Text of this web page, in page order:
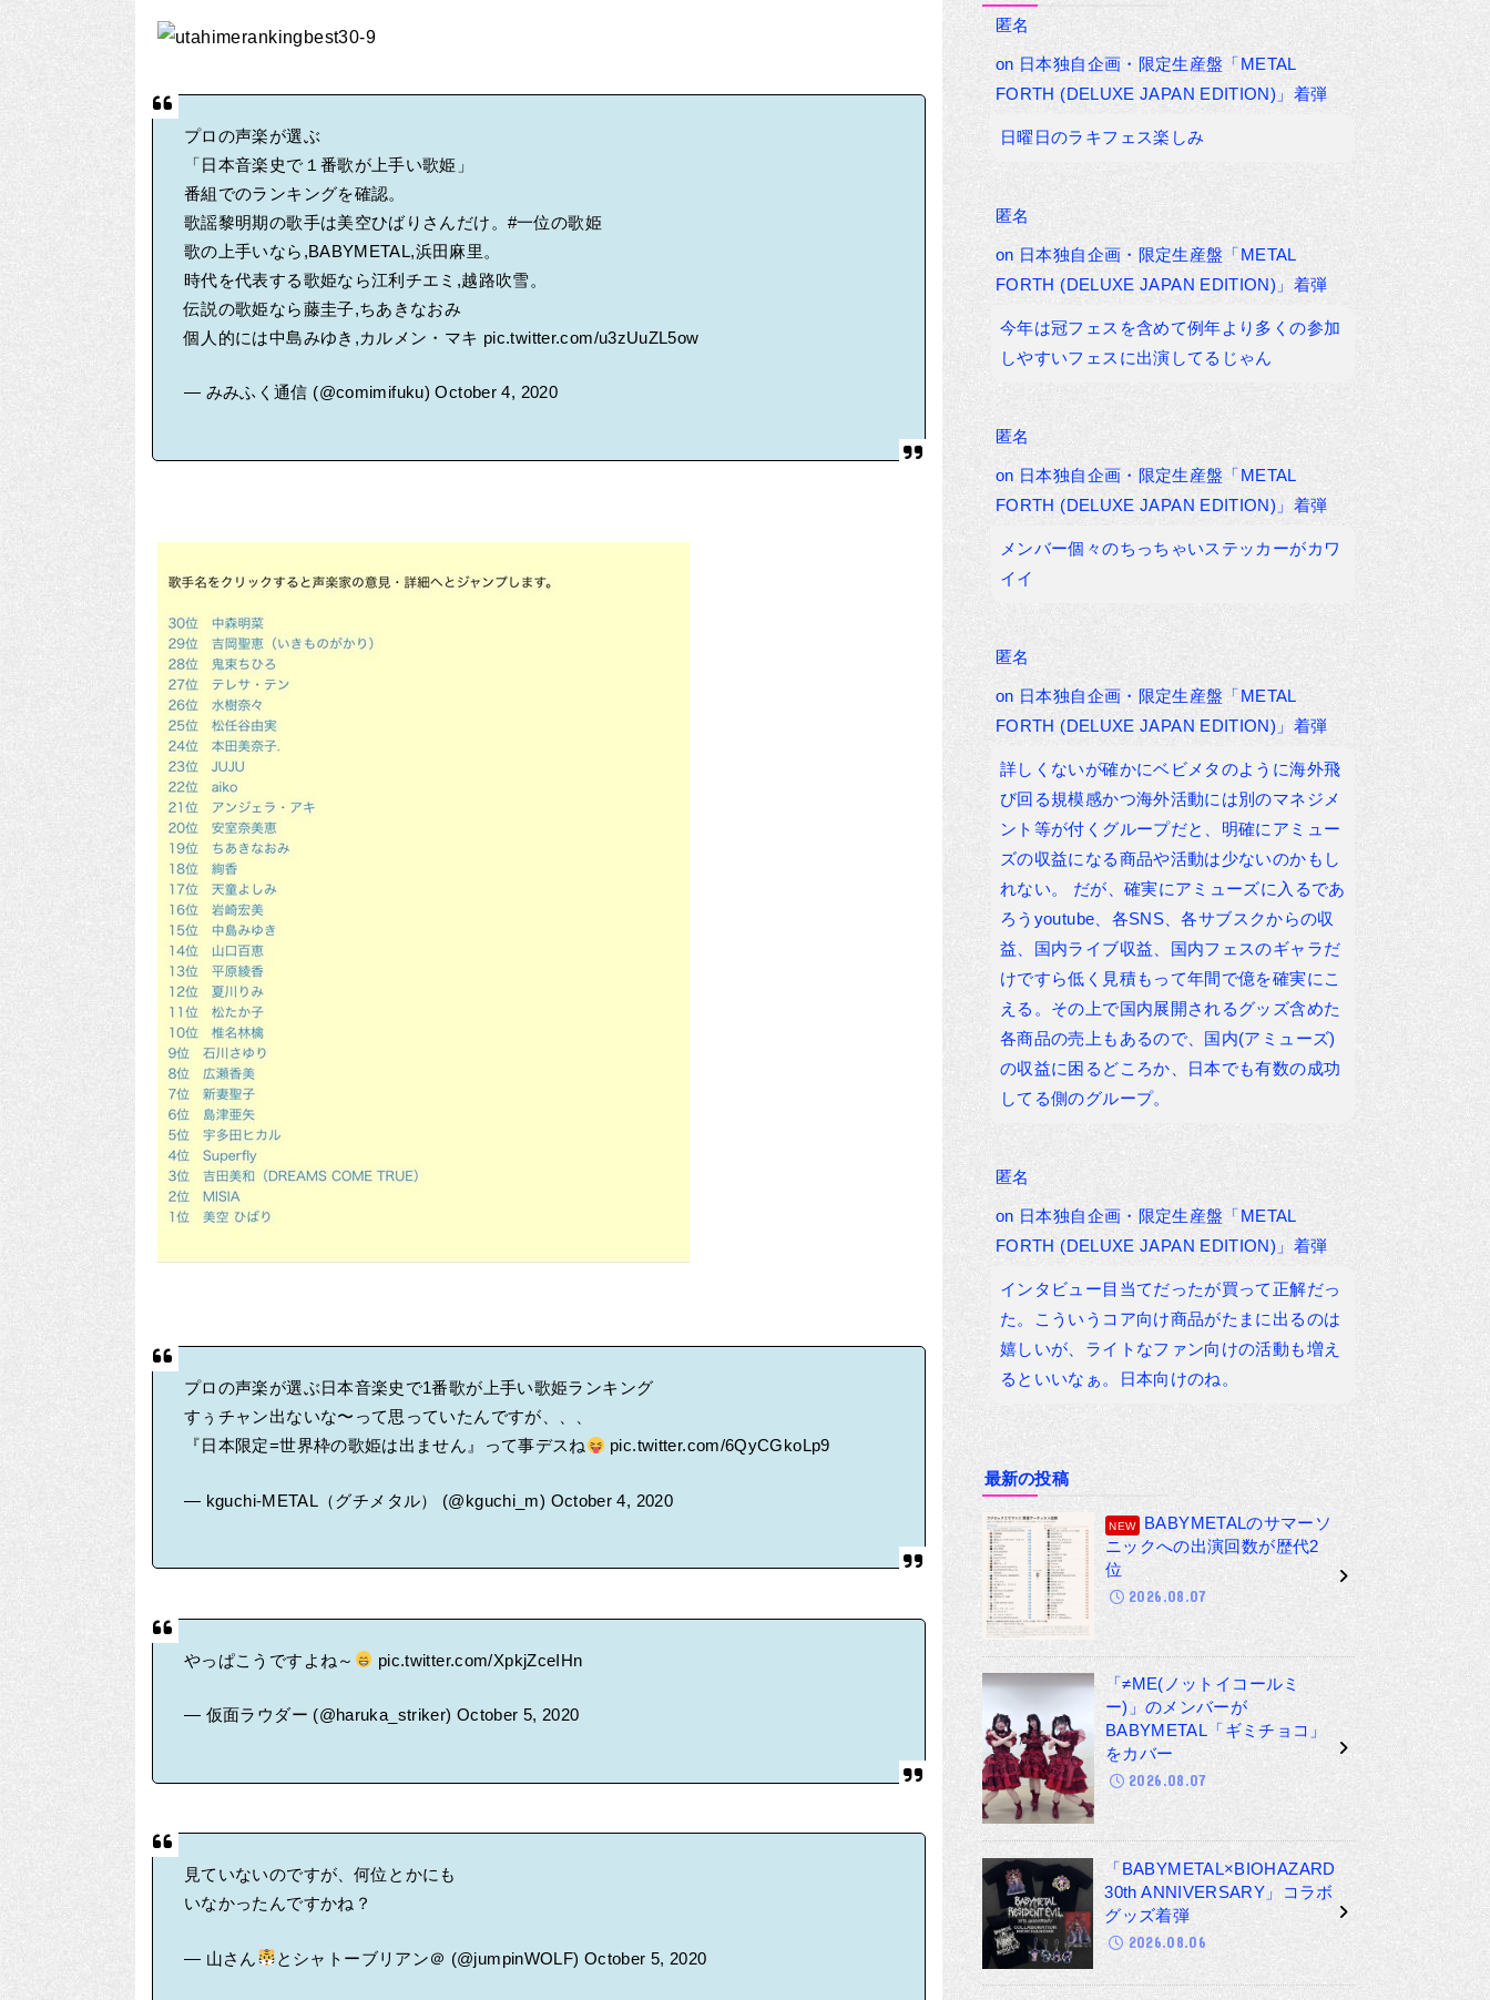
プロの声楽が選ぶ
「日本音楽史で１番歌が上手い歌姫」
番組でのランキングを確認。
歌謡黎明期の歌手は美空ひばりさんだけ。 #一位の歌姫
歌の上手いなら,BABYMETAL,浜田麻里。
時代を代表する歌姫なら江利チエミ,越路吹雪。
伝説の歌姫なら藤圭子,ちあきなおみ
個人的には中島みゆき,カルメン・マキ pic.twitter.com/u3zUuZL5ow
— みみふく通信 (@comimifuku)October 4, 2020
プロの声楽が選ぶ日本音楽史で1番歌が上手い歌姫ランキング
すぅチャン出ないな〜って思っていたんですが、、、
『日本限定=世界枠の歌姫は出ません』って事デスね
pic.twitter.com/6QyCGkoLp9
— kguchi-METAL（グチメタル） (@kguchi_m) October 4, 2020
やっぱこうですよね～ pic.twitter.com/XpkjZceIHn
— 仮面ラウダー (@haruka_striker) October 5, 2020
見ていないのですが、何位とかにも
いなかったんですかね？
— 山さん とシャトーブリアン＠ (@jumpinWOLF) October 5, 2020
匿名
on 日本独自企画・限定生産盤「METAL
FORTH (DELUXE JAPAN EDITION)」着弾
日曜日のラキフェス楽しみ
匿名
on 日本独自企画・限定生産盤「METAL
FORTH (DELUXE JAPAN EDITION)」着弾
今年は冠フェスを含めて例年より多くの参加
しやすいフェスに出演してるじゃん
匿名
on 日本独自企画・限定生産盤「METAL
FORTH (DELUXE JAPAN EDITION)」着弾
メンバー個々のちっちゃいステッカーがカワ
イイ
匿名
on 日本独自企画・限定生産盤「METAL
FORTH (DELUXE JAPAN EDITION)」着弾
詳しくないが確かにベビメタのように海外飛
び回る規模感かつ海外活動には別のマネジメ
ント等が付くグループだと、明確にアミュー
ズの収益になる商品や活動は少ないのかもし
れない。 だが、確実にアミューズに入るであ
ろうyoutube、各SNS、各サブスクからの収
益、国内ライブ収益、国内フェスのギャラだ
けですら低く見積もって年間で億を確実にこ
える。その上で国内展開されるグッズ含めた
各商品の売上もあるので、国内(アミューズ)
の収益に困るどころか、日本でも有数の成功
してる側のグループ。
匿名
on 日本独自企画・限定生産盤「METAL
FORTH (DELUXE JAPAN EDITION)」着弾
インタビュー目当てだったが買って正解だっ
た。こういうコア向け商品がたまに出るのは
嬉しいが、ライトなファン向けの活動も増え
るといいなぁ。日本向けのね。
最新の投稿
BABYMETALのサマーソ
ニックへの出演回数が歴代2
位
2026.08.07
「≠ME(ノットイコールミ
ー)」のメンバーが
BABYMETAL「ギミチョコ」
をカバー
2026.08.07
「BABYMETAL×BIOHAZARD
30th ANNIVERSARY」コラボ
グッズ着弾
2026.08.06